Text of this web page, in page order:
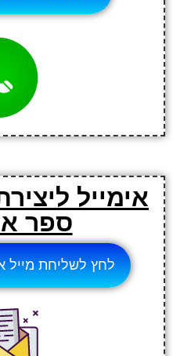
אימייל
ספר
לחץ לשליחת מייל